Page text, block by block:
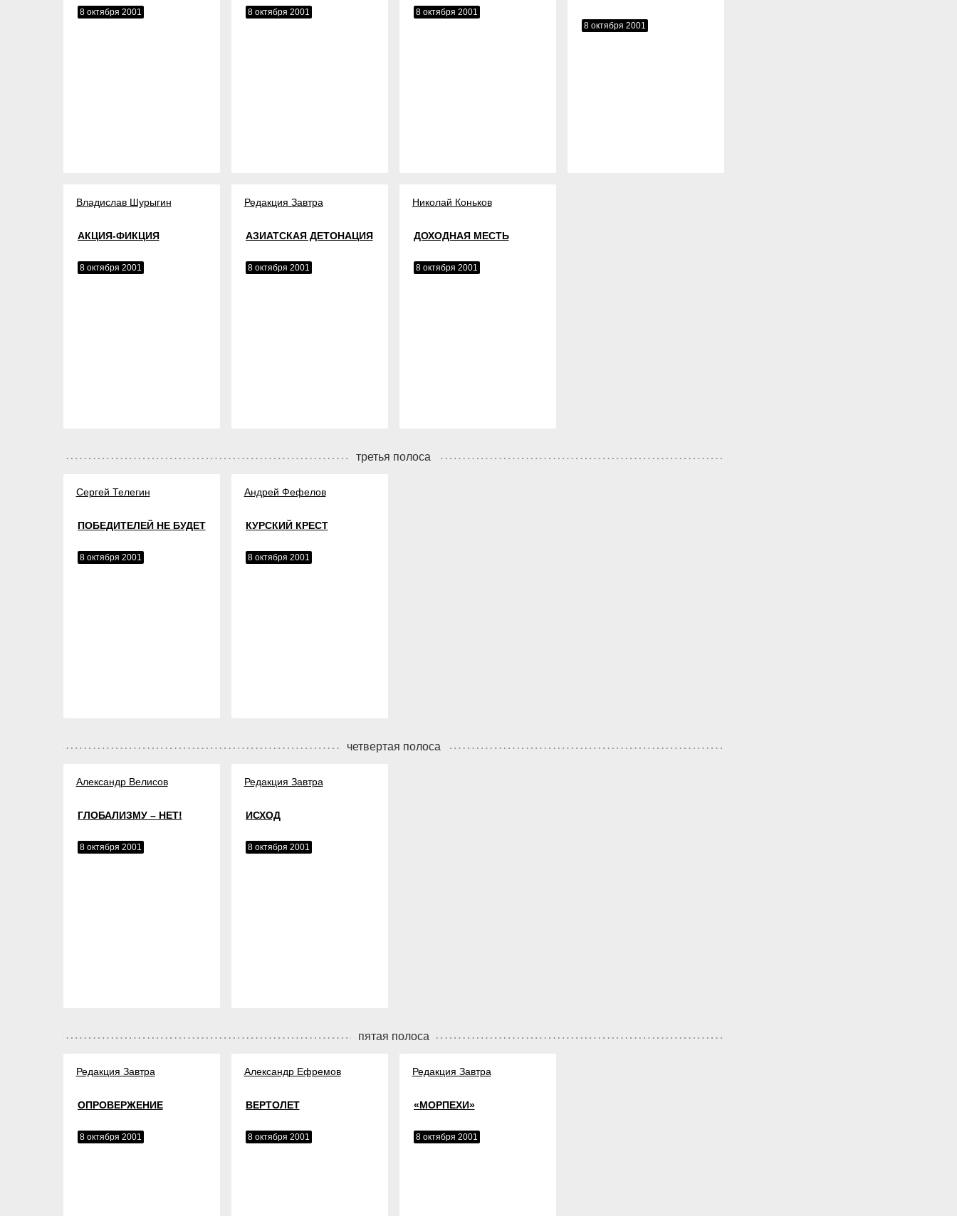
8 октября 2001 8 октября 2001 8 октября 2001
8 октября 2001
Владислав Шурыгин
АКЦИЯ-ФИКЦИЯ
8 октября 2001
Редакция Завтра
АЗИАТСКАЯ ДЕТОНАЦИЯ
8 октября 2001
Николай Коньков
ДОХОДНАЯ МЕСТЬ
8 октября 2001
третья полоса
Сергей Телегин
ПОБЕДИТЕЛЕЙ НЕ БУДЕТ
8 октября 2001
Андрей Фефелов
КУРСКИЙ КРЕСТ
8 октября 2001
четвертая полоса
Александр Велисов
ГЛОБАЛИЗМУ – НЕТ!
8 октября 2001
Редакция Завтра
ИСХОД
8 октября 2001
пятая полоса
Редакция Завтра
ОПРОВЕРЖЕНИЕ
8 октября 2001
Александр Ефремов
ВЕРТОЛЕТ
8 октября 2001
Редакция Завтра
«МОРПЕХИ»
8 октября 2001